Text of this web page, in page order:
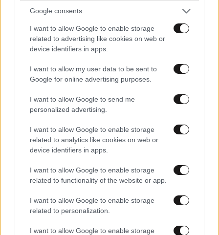
Google consents
I want to allow Google to enable storage
related to advertising like cookies on web or
device identifiers in apps.
I want to allow my user data to be sent to
Google for online advertising purposes.
I want to allow Google to send me
personalized advertising.
I want to allow Google to enable storage
related to analytics like cookies on web or
device identifiers in apps.
I want to allow Google to enable storage
related to functionality of the website or app.
I want to allow Google to enable storage
related to personalization.
I want to allow Google to enable storage
ποτέ – Ναι, έχω πατήσει φρένο»